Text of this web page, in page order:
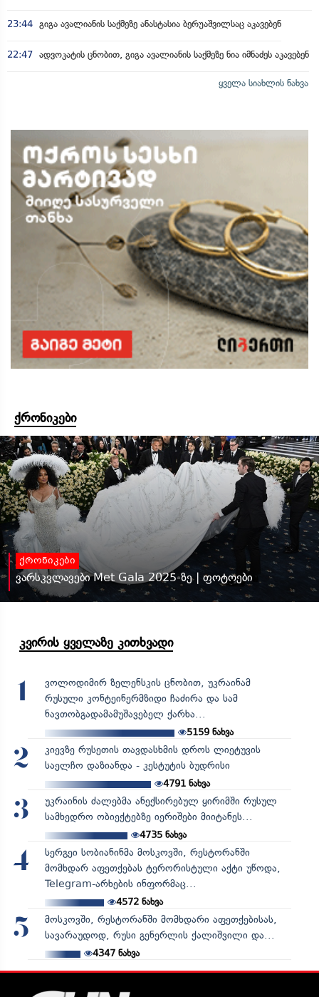
23:44 გიგა ავალიანის საქმეზე ანასტასია ბერუაშვილსაც აკავებენ
22:47 ადვოკატის ცნობით, გიგა ავალიანის საქმეზე ნია იმნაძეს აკავებენ
ყველა სიახლის ნახვა
ქრონიკები
ქრონიკები
ვარსკვლავები Met Gala 2025-ზე | ფოტოები
კვირის ყველაზე კითხვადი
1
ვოლოდიმირ ზელენსკის ცნობით, უკრაინამ
რუსული კონტეინერმზიდი ჩაძირა და სამ
ნავთობგადამამუშავებელ ქარხა...
5159 ნახვა
2
კიევზე რუსეთის თავდასხმის დროს ლიეტუვის
საელჩო დაზიანდა - კესტუტის ბუდრისი
4791ნახვა
3
უკრაინის ძალებმა ანექსირებულ ყირიმში რუსულ
სამხედრო ობიექტებზე იერიშები მიიტანეს...
4735ნახვა
4
სერგეი სობიანინმა მოსკოვში, რესტორანში
მომხდარ აფეთქებას ტერორისტული აქტი უწოდა,
Telegram-არხების ინფორმაც...
4572ნახვა
5
მოსკოვში, რესტორანში მომხდარი აფეთქებისას,
სავარაუდოდ, რუსი გენერლის ქალიშვილი და...
4347ნახვა